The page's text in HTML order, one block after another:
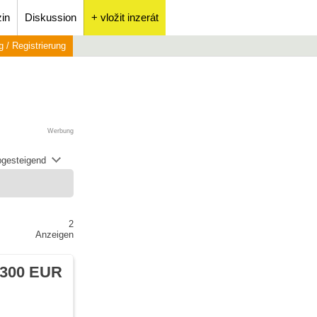
Diskussion + vložit inzerát
/ Registrierung
Werbung
2
Anzeigen
EUR